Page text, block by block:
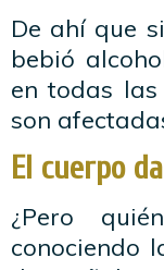
De ahí que
bebió
en todas
son
El cuerpo
¿Pero
conociendo